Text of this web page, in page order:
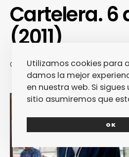
Cartelera. 6
(2011)
05/05/2011 REDACCIÓN
Utilizamos cookies para
damos la mejor
en nuestra web. Si
sitio asumiremos que
OK